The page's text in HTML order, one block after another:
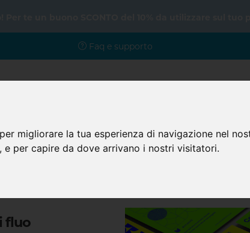
migliorare la tua esperienza di navigazione nel
per capire da dove arrivano i nostri visitatori.
Faq e supporto
Home Prodotti Faq
fluo